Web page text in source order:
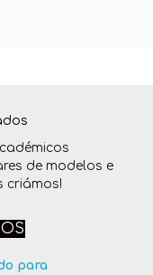
de modelos e
criámos!
para